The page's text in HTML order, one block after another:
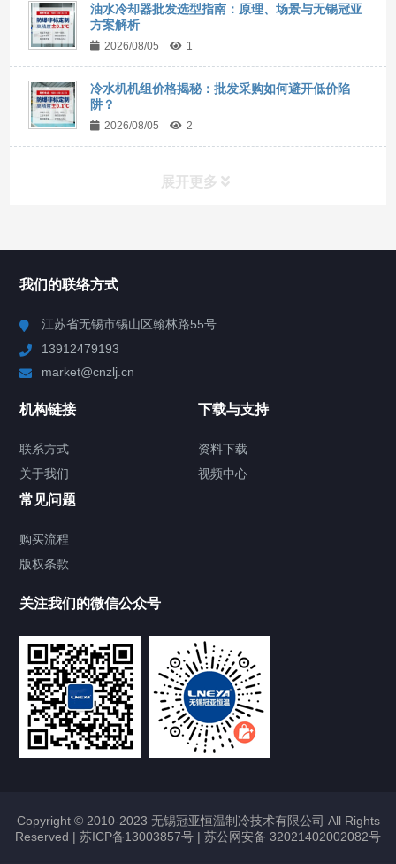
油水冷却器批发选型指南：原理、场景与无锡冠亚
方案解析
2026/08/05 1
冷水机机组价格揭秘：批发采购如何避开低价陷
阱？
2026/08/05 2
展开更多
Chiller高精度制冷循环器
TCU温度控制单元
Chiller气体控温系统
Chamber试验箱
FREEZER低温箱
VOCs冷凝回收装置
我们的联络方式
江苏省无锡市锡山区翰林路55号
13912479193
market@cnzlj.cn
机构链接
联系方式
关于我们
下载与支持
资料下载
视频中心
常见问题
购买流程
版权条款
关注我们的微信公众号
Copyright © 2010-2023 无锡冠亚恒温制冷技术有限公司 All Rights
Reserved | 苏ICP备13003857号 | 苏公网安备 32021402002082号